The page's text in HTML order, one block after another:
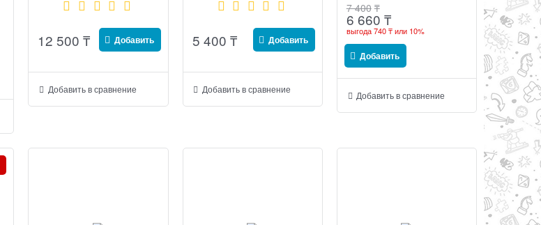
12 500 ₸ Добавить
Добавить в сравнение
5 400 ₸ Добавить
Добавить в сравнение
7 400 ₸
6 660 ₸
выгода740 ₸или 10%
Добавить
Добавить в сравнение